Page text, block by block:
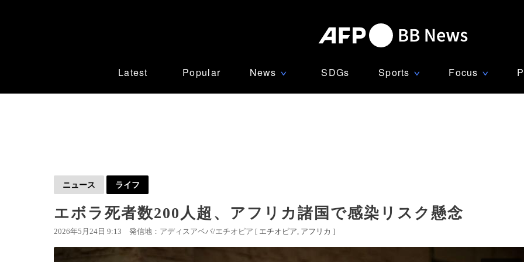
Latest Popular News ∨ SDGs Sports ∨ Focus ∨
ニュース ライフ
エボラ死者数200人超、アフリカ諸国で感染リスク懸念
2026年5月24日 9:13 発信地：アディスアベバ/エチオピア [ エチオピア アフリカ ]